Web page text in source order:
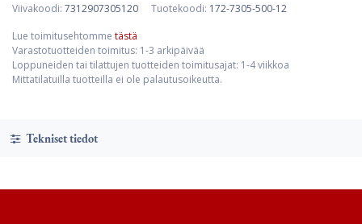
Viivakoodi: 7312907305120 Tuotekoodi: 172-7305-500-12
Lue toimitusehtomme tästä
Varastotuotteiden toimitus: 1-3 arkipäivää
Loppuneiden tai tilattujen tuotteiden toimitusajat: 1-4 viikkoa
Mittatilatuilla tuotteilla ei ole palautusoikeutta.
Tekniset tiedot